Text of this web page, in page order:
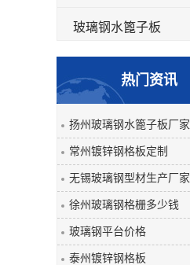
玻璃钢水篦子板
玻璃钢平板
玻璃钢盖板
热门资讯
扬州玻璃钢水篦子板厂家
常州镀锌钢格板定制
无锡玻璃钢型材生产厂家
徐州玻璃钢格栅多少钱
玻璃钢平台价格
泰州镀锌钢格板